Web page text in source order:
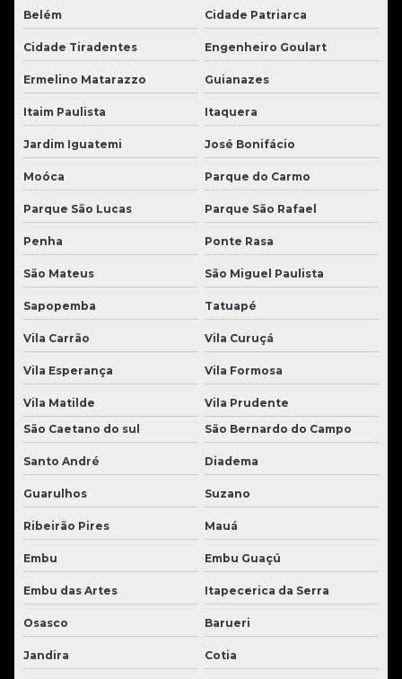
Belém Cidade Patriarca
Cidade Tiradentes Engenheiro Goulart
Ermelino Matarazzo Guianazes
Itaim Paulista Itaquera
Jardim Iguatemi José Bonifácio
Moóca Parque do Carmo
Parque São Lucas Parque São Rafael
Penha Ponte Rasa
São Mateus São Miguel Paulista
Sapopemba Tatuapé
Vila Carrão Vila Curuçá
Vila Esperança Vila Formosa
Vila Matilde
Vila Prudente
São Caetano do sul
São Bernardo do Campo
Santo André Diadema
Guarulhos Suzano
Ribeirão Pires Mauá
Embu Embu Guaçú
Embu das Artes Itapecerica da Serra
Osasco Barueri
Jandira Cotia